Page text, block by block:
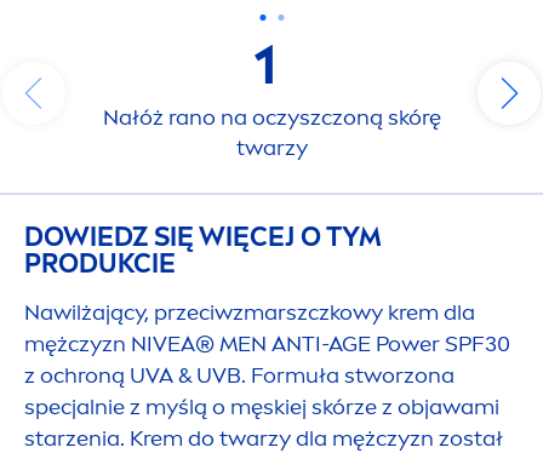
1
Nałóż rano na oczyszczoną skórę
twarzy
DOWIEDZ SIĘ WIĘCEJ O TYM
PRODUKCIE
Nawilżający, przeciwzmarszczkowy krem dla
mężczyzn NIVEA®MEN ANTI-AGE Power SPF30
z ochroną UVA & UVB. Formuła stworzona
specjalnie z myślą o męskiej skórze z objawami
starzenia. Krem do twarzy dla mężczyzn został